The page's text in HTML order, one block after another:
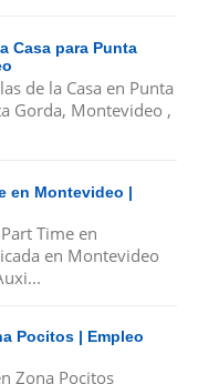
Casa para Punta
de la Casa en Punta
Gorda, Montevideo ,
en Montevideo |
Time en
en Montevideo
Pocitos | Empleo
Zona Pocitos